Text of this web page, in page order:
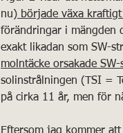
nu) började växa
förändringar i mängden
exakt likadan som SW-
molntäcke orsakade
solinstrålningen (TSI =
på cirka 11 år, men för
Eftersom jag kommer